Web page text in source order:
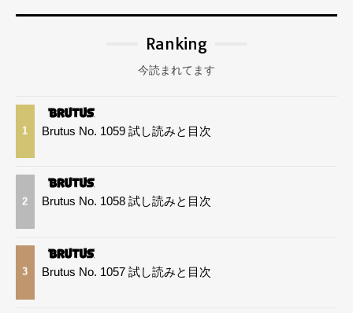
Ranking
今読まれてます
1 Brutus No. 1059 試し読みと目次
2 Brutus No. 1058 試し読みと目次
3 Brutus No. 1057 試し読みと目次